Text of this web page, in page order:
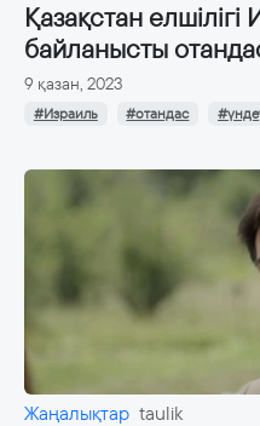
Қазақстан
байланысты
9 қазан, 2023
#Израиль #отандас
Жаңалықтар taulik